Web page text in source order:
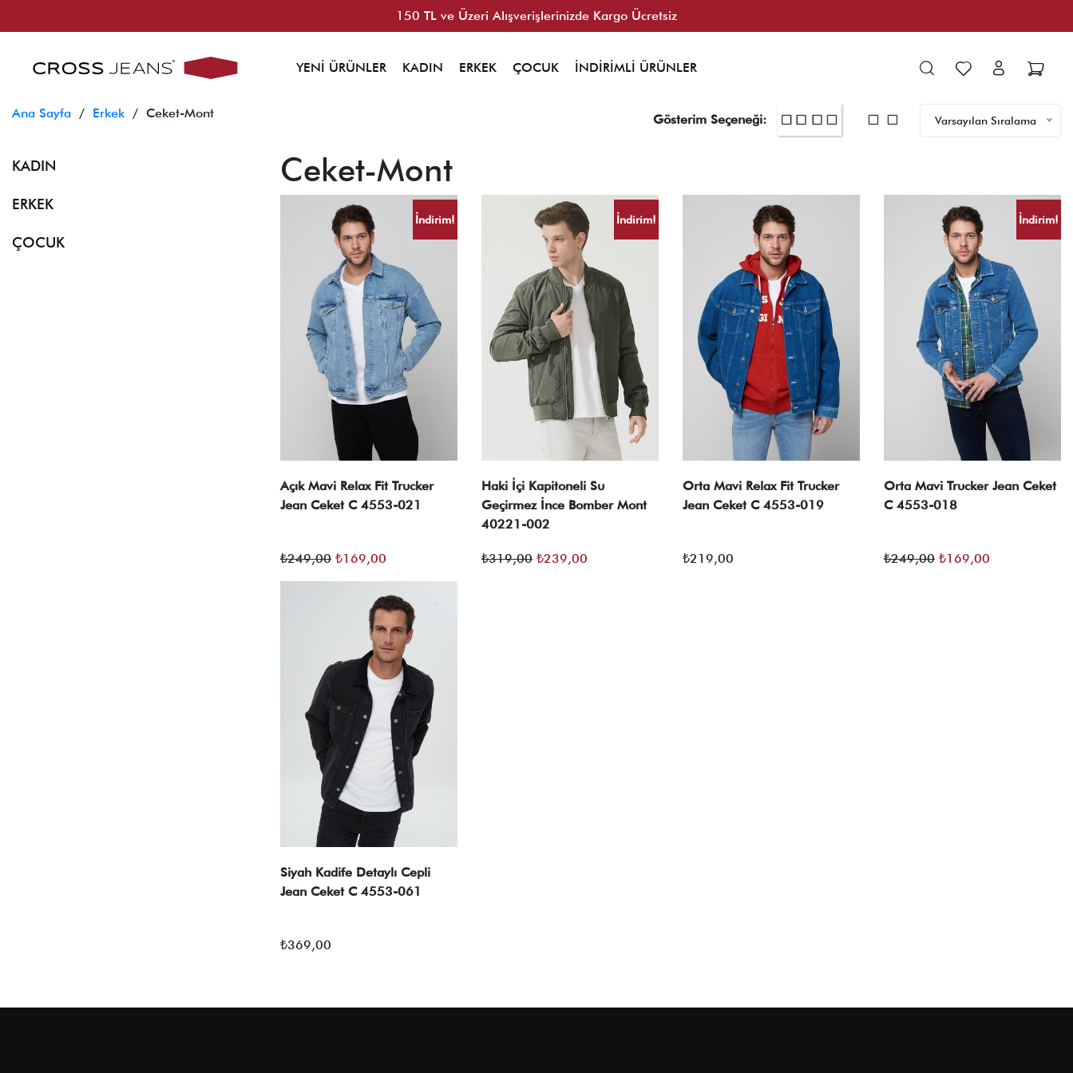
150 TL ve Üzeri Alışverişlerinizde Kargo Ücretsiz
YENİ ÜRÜNLER KADIN ERKEK ÇOCUK İNDİRİMLİ ÜRÜNLER
Ana Sayfa / Erkek / Ceket-Mont Varsayılan Sıralama
Gösterim Seçeneği:
KADIN
ERKEK
ÇOCUK
Ceket-Mont
İndirim!
Açık Mavi Relax Fit Trucker
Jean Ceket C 4553-021
₺249,00 Orijinal
₺249,00.
₺169,00
fiyat:
₺169,00.
İndirim!
Haki İçi Kapitoneli Su
Geçirmez İnce Bomber Mont
40221-002
₺319,00 Orijinal
₺239,00
Orta Mavi Relax Fit Trucker
Jean Ceket C 4553-019
₺219,00
İndirim!
Orta Mavi Trucker Jean Ceket
C 4553-018
₺249,00 Orijinal
₺169,00
Siyah Kadife Detaylı Cepli
Jean Ceket C 4553-061
₺369,00